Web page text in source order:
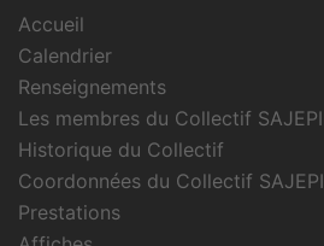
Accueil
Calendrier
Renseignements
Les membres du Collectif SAJEPI
Historique du Collectif
Coordonnées du Collectif SAJEPI
Prestations